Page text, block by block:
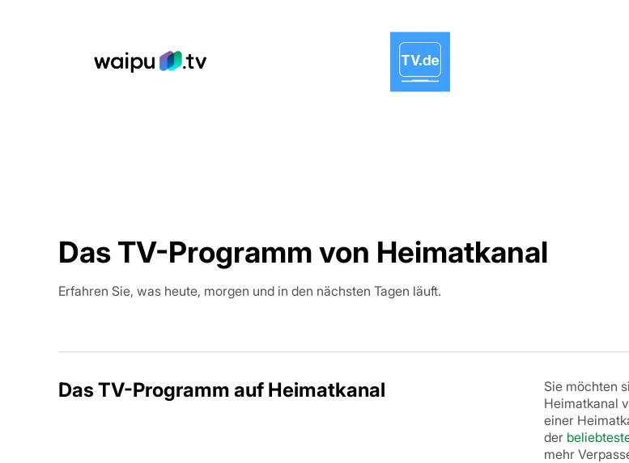
Das TV-Programm von Heimatkanal
Erfahren Sie, was heute, morgen und in den nächsten Tagen läuft.
Das TV-Programm auf Heimatkanal
Sie möchten
Heimatkanal
einer
der
mehr